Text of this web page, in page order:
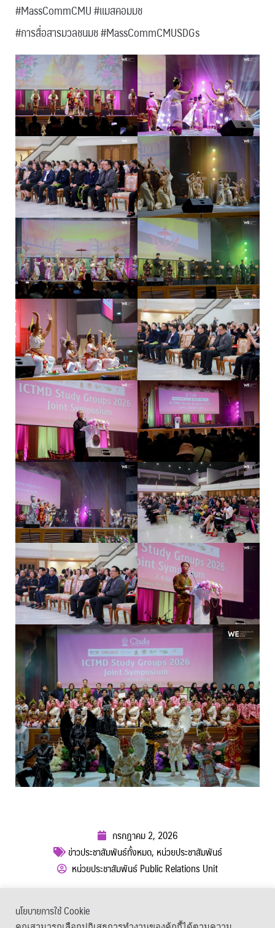
#MassCommCMU #แมสคอมมช
#การสื่อสารมวลชนมช #MassCommCMUSDGs
กรกฎาคม 2, 2026
ข่าวประชาสัมพันธ์ทั้งหมด, หน่วยประชาสัมพันธ์
หน่วยประชาสัมพันธ์ Public Relations Unit
นโยบายการใช้ Cookie